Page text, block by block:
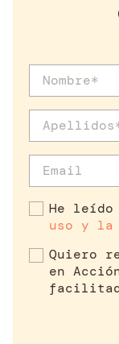
He
uso y la
Quiero
en